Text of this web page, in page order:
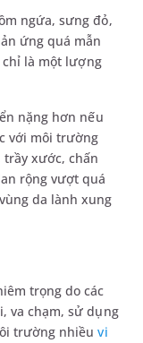
ngứa, sưng đỏ,
ứng quá mẫn
là một lượng
nặng hơn nếu
với môi trường
xước, chấn
rộng vượt quá
da lành xung
trọng do các
va chạm, sử dụng
trường nhiềuvi